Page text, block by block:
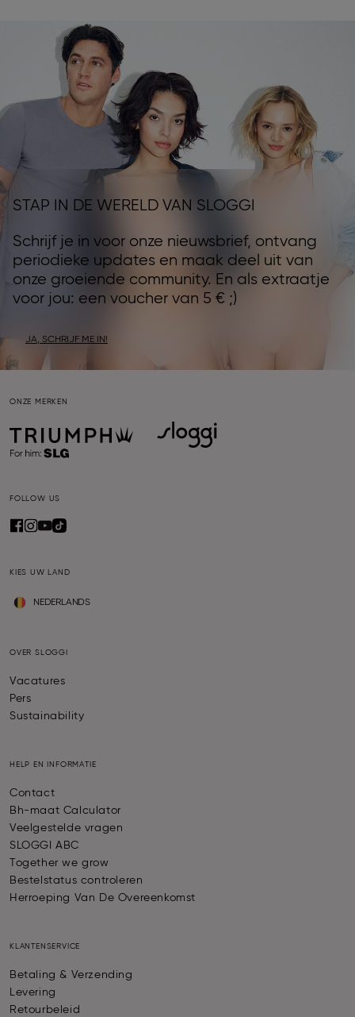
STAP IN DE WERELD VAN SLOGGI
Schrijf je in voor onze nieuwsbrief, ontvang
periodieke updates en maak deel uit van
onze groeiende community. En als extraatje
voor jou: een voucher van 5 € ;)
JA, SCHRIJF ME IN!
ONZE MERKEN
FOLLOW US
KIES UW LAND
NEDERLANDS
OVER SLOGGI
Vacatures
Pers
Sustainability
HELP EN INFORMATIE
Contact
Bh-maat Calculator
Veelgestelde vragen
SLOGGI ABC
Together we grow
Bestelstatus controleren
Herroeping Van De Overeenkomst
KLANTENSERVICE
Betaling & Verzending
Levering
Retourbeleid